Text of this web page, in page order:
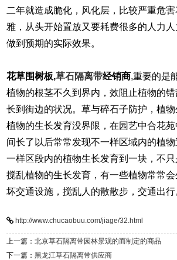
二年就造成脆化，风化层，比较严重危
雅，从头开始置放又要耗费很多的人力
做到预期的实际效果。
花草围树板,草石隔离带经销商,重要的是
植物的根茎不久到界内，效阻止植物的
长到街边的状况。草与碎石子防护，植物
植物的生长发育没界限，在园艺中合花
间长了以后常常发现不一样区域内的植
一样区段内的植物生长发育到一块，不
搅乱植物的生长发育，有一些植物常常
坏交通设施，搅乱人的散散步，交通出行
http://www.chucaobuu.com/jiage/32.html
上一篇：北京草石隔离带园林景观的而制定的商品
下一篇：黑龙江草石隔离带供应商